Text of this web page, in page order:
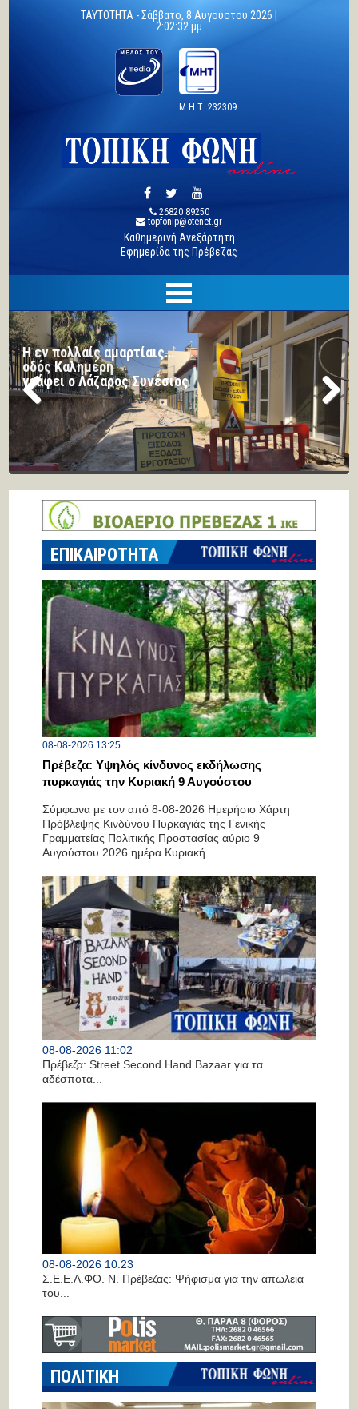
TAYTOTHTA -Σάββατο, 8 Αυγούστου 2026 |
2:02:34 μμ
Μ.Η.Τ. 232309
26820 89250
topfonip@otenet.gr
Καθημερινή Ανεξάρτητη
Εφημερίδα της Πρέβεζας
Σπάνια γερμανική τορπιλάκατος
του Β Παγκοσμίου Πολέμου
εντοπίστηκε στη θαλάσσια περιοχή της Πρέβεζας
Previous
ΕΠΙΚΑΙΡΟΤΗΤΑ
08-08-2026 13:25
Πρέβεζα: Υψηλός κίνδυνος εκδήλωσης
πυρκαγιάς την Κυριακή 9 Αυγούστου
Σύμφωνα με τον από 8-08-2026 Ημερήσιο Χάρτη
Πρόβλεψης Κινδύνου Πυρκαγιάς της Γενικής
Γραμματείας Πολιτικής Προστασίας αύριο 9
Αυγούστου 2026 ημέρα Κυριακή...
08-08-2026 11:02
Πρέβεζα: Street Second Hand Bazaar για τα
αδέσποτα...
08-08-2026 10:23
Σ.Ε.Ε.Λ.ΦΟ. Ν. Πρέβεζας: Ψήφισμα για την απώλεια
του...
ΠΟΛΙΤΙΚΗ